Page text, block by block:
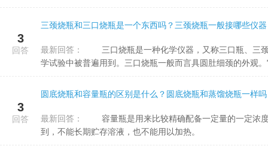
3
回答
三颈烧瓶和三口烧瓶是一个东西吗？三颈烧瓶一般接哪些仪
最新回答：
学试验中被普遍用到。三口烧瓶一般而言具圆肚细颈的外观
3
回答
圆底烧瓶和容量瓶的区别是什么？圆底烧瓶和蒸馏烧瓶一样
最新回答：
到，不能长期贮存溶液，也不能用以加热。